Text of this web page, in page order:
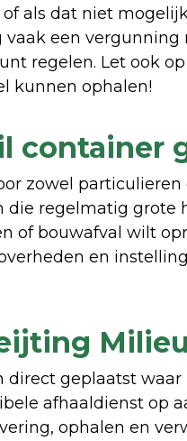
als dat niet
een
regelen. Let ook
kunnen ophalen!
container
zowel
regelmatig grote
of bouwafval wilt
en
direct geplaatst waar
afhaaldienst op
ophalen en